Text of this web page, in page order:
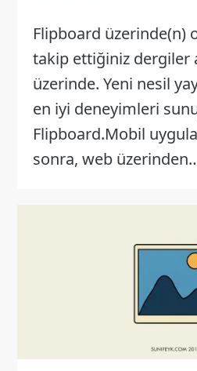
Flipboard üzerinde(n)
takip ettiğiniz dergiler
üzerinde. Yeni nesil
en iyi deneyimleri
Flipboard.Mobil
sonra, web